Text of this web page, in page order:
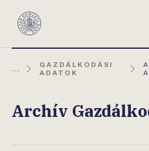
Magyar
...
GAZDÁLKODÁSI
ADATOK
Archív